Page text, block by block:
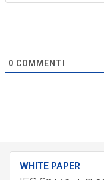
0 COMMENTI
WHITE PAPER